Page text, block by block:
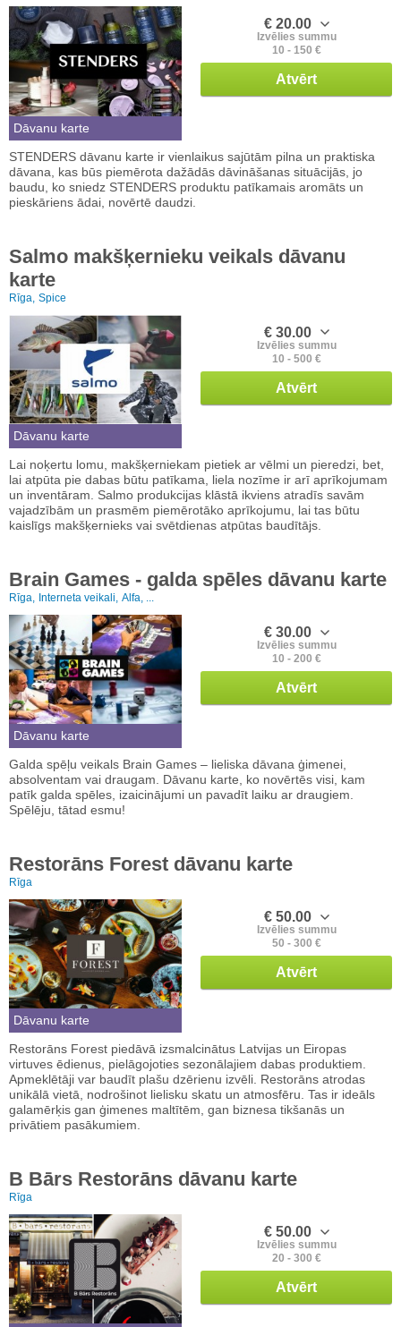
Dāvanu karte
€ 20.00
Izvēlies summu
10 - 150 €
Atvērt
STENDERS dāvanu karte ir vienlaikus sajūtām pilna un praktiska
dāvana, kas būs piemērota dažādās dāvināšanas situācijās, jo
baudu, ko sniedz STENDERS produktu patīkamais aromāts un
pieskāriens ādai, novērtē daudzi.
Salmo makšķernieku veikals dāvanu
karte
Rīga, Spice
Dāvanu karte
€ 30.00
Izvēlies summu
10 - 500 €
Atvērt
Lai noķertu lomu, makšķerniekam pietiek ar vēlmi un pieredzi, bet,
lai atpūta pie dabas būtu patīkama, liela nozīme ir arī aprīkojumam
un inventāram. Salmo produkcijas klāstā ikviens atradīs savām
vajadzībām un prasmēm piemērotāko aprīkojumu, lai tas būtu
kaislīgs makšķernieks vai svētdienas atpūtas baudītājs.
Brain Games - galda spēles dāvanu karte
Rīga, Interneta veikali, Alfa, ...
Dāvanu karte
€ 30.00
Izvēlies summu
10 - 200 €
Atvērt
Galda spēļu veikals Brain Games – lieliska dāvana ģimenei,
absolventam vai draugam. Dāvanu karte, ko novērtēs visi, kam
patīk galda spēles, izaicinājumi un pavadīt laiku ar draugiem.
Spēlēju, tātad esmu!
Restorāns Forest dāvanu karte
Rīga
Dāvanu karte
€ 50.00
Izvēlies summu
50 - 300 €
Atvērt
Restorāns Forest piedāvā izsmalcinātus Latvijas un Eiropas
virtuves ēdienus, pielāgojoties sezonālajiem dabas produktiem.
Apmeklētāji var baudīt plašu dzērienu izvēli. Restorāns atrodas
unikālā vietā, nodrošinot lielisku skatu un atmosfēru. Tas ir ideāls
galamērķis gan ģimenes maltītēm, gan biznesa tikšanās un
privātiem pasākumiem.
B Bārs Restorāns dāvanu karte
Rīga
€ 50.00
Izvēlies summu
20 - 300 €
Atvērt